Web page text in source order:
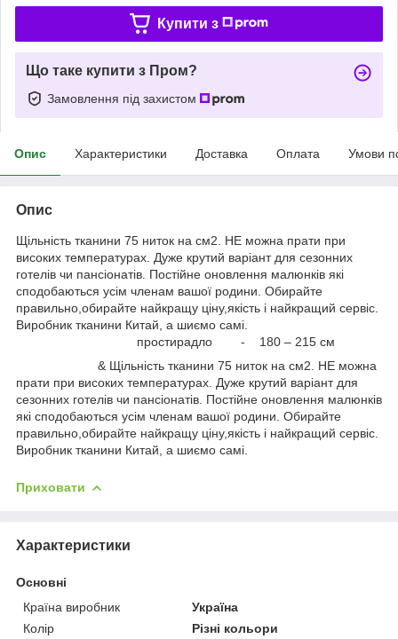
Купити з
Що таке купити з Пром?
Замовлення під захистом
Опис Характеристики Доставка Оплата Умови
Опис
Щільність тканини 75 ниток на см2. НЕ можна прати при
високих температурах. Дуже крутий варіант для сезонних
готелів чи пансіонатів. Постійне оновлення малюнків які
сподобаються усім членам вашої родини. Обирайте
правильно,обирайте найкращу ціну,якість і найкращий сервіс.
Виробник тканини Китай, а шиємо самі.
простирадло - 180 – 215 см
& Щільність тканини 75 ниток на см2. НЕ можна
прати при високих температурах. Дуже крутий варіант для
сезонних готелів чи пансіонатів. Постійне оновлення малюнків
які сподобаються усім членам вашої родини. Обирайте
правильно,обирайте найкращу ціну,якість і найкращий сервіс.
Виробник тканини Китай, а шиємо самі.
Приховати
Характеристики
Основні
Країна виробник
Україна
Колір
Різні кольори